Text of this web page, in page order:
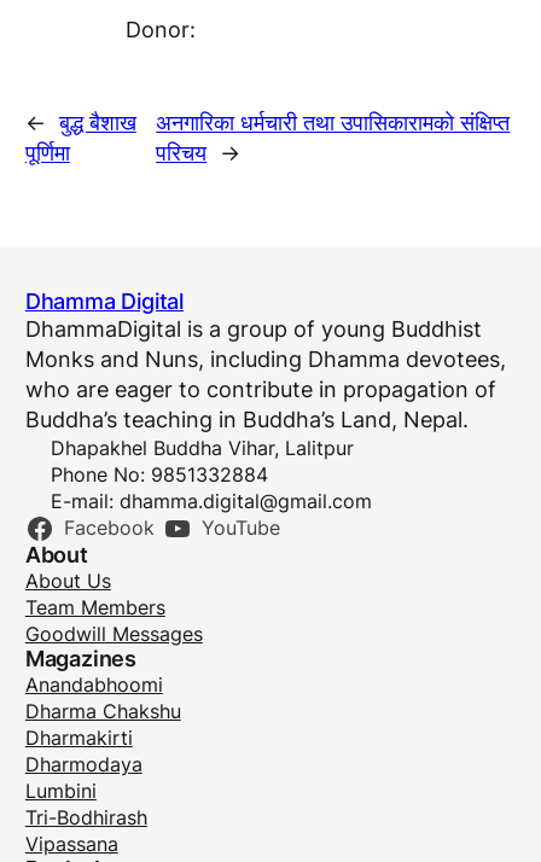
Donor:
←
बुद्ध बैशाख
पूर्णिमा
अनगारिका धर्मचारी तथा उपासिकारामकाे संक्षिप्त
परिचय
→
Dhamma Digital
DhammaDigital is a group of young Buddhist
Monks and Nuns, including Dhamma devotees,
who are eager to contribute in propagation of
Buddha’s teaching in Buddha’s Land, Nepal.
Dhapakhel Buddha Vihar, Lalitpur
Phone No: 9851332884
E-mail: dhamma.digital@gmail.com
Facebook YouTube
About
About Us
Team Members
Goodwill Messages
Magazines
Anandabhoomi
Dharma Chakshu
Dharmakirti
Dharmodaya
Lumbini
Tri-Bodhirash
Vipassana